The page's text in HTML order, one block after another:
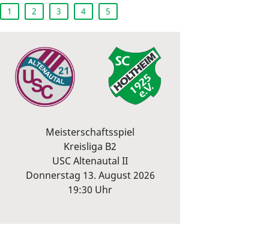
1 2 3 4 5
Meisterschaftsspiel
Kreisliga B2
USC Altenautal II
Donnerstag 13. August 2026
19:30 Uhr